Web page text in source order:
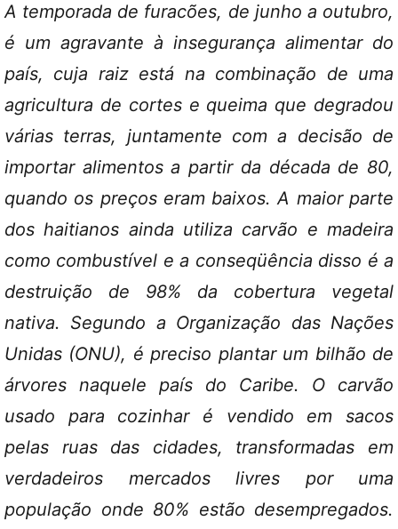
A temporada de furacões, de junho a outubro,
é um agravante à insegurança alimentar do
país, cuja raiz está na combinação de uma
agricultura de cortes e queima que degradou
várias terras, juntamente com a decisão de
importar alimentos a partir da década de 80,
quando os preços eram baixos. A maior parte
dos haitianos ainda utiliza carvão e madeira
como combustível e a conseqüência disso é a
destruição de 98% da cobertura vegetal
nativa. Segundo a Organização das Nações
Unidas (ONU), é preciso plantar um bilhão de
árvores naquele país do Caribe. O carvão
usado para cozinhar é vendido em sacos
pelas ruas das cidades, transformadas em
verdadeiros mercados livres por uma
população onde 80% estão desempregados.